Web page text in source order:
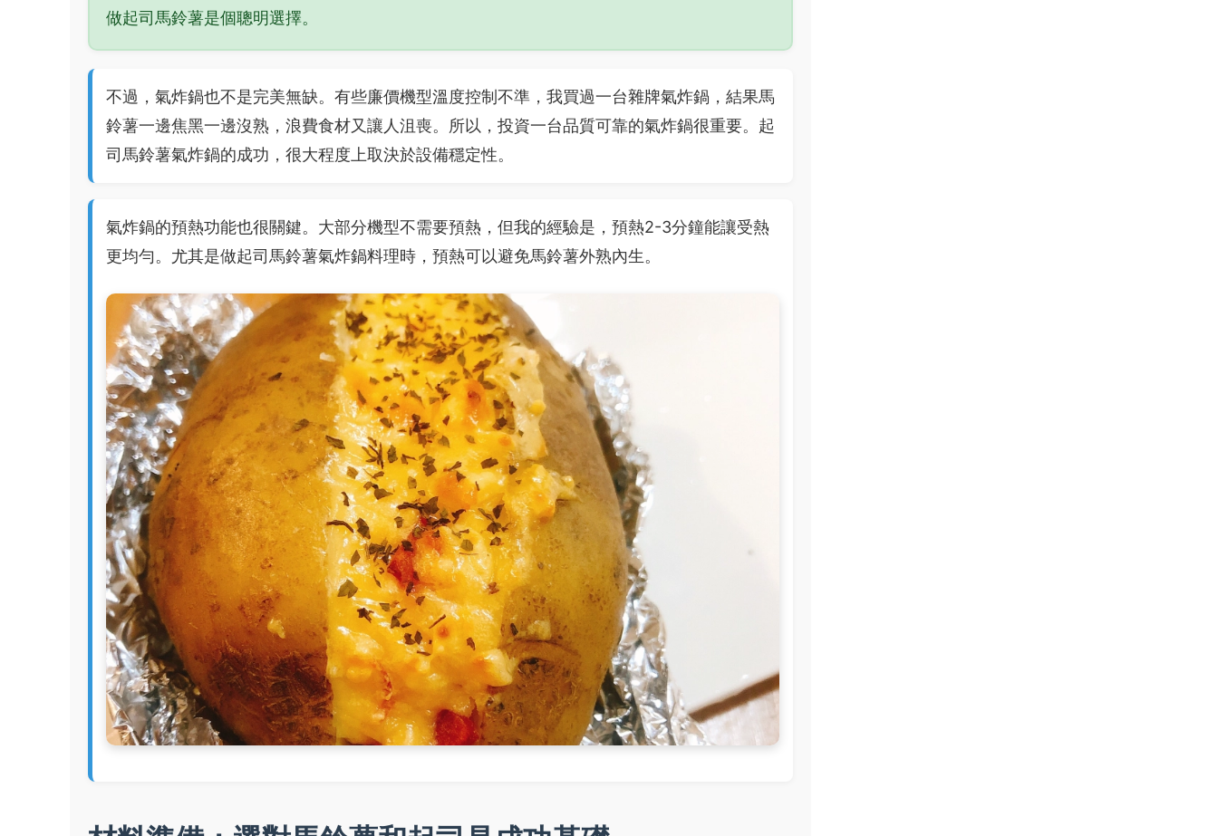
做起司馬鈴薯是個聰明選擇。
不過，氣炸鍋也不是完美無缺。有些廉價機型溫度控制不準，我買過一台雜牌氣炸鍋，結果馬
鈴薯一邊焦黑一邊沒熟，浪費食材又讓人沮喪。所以，投資一台品質可靠的氣炸鍋很重要。起
司馬鈴薯氣炸鍋的成功，很大程度上取決於設備穩定性。
氣炸鍋的預熱功能也很關鍵。大部分機型不需要預熱，但我的經驗是，預熱2-3分鐘能讓受熱
更均勻。尤其是做起司馬鈴薯氣炸鍋料理時，預熱可以避免馬鈴薯外熟內生。